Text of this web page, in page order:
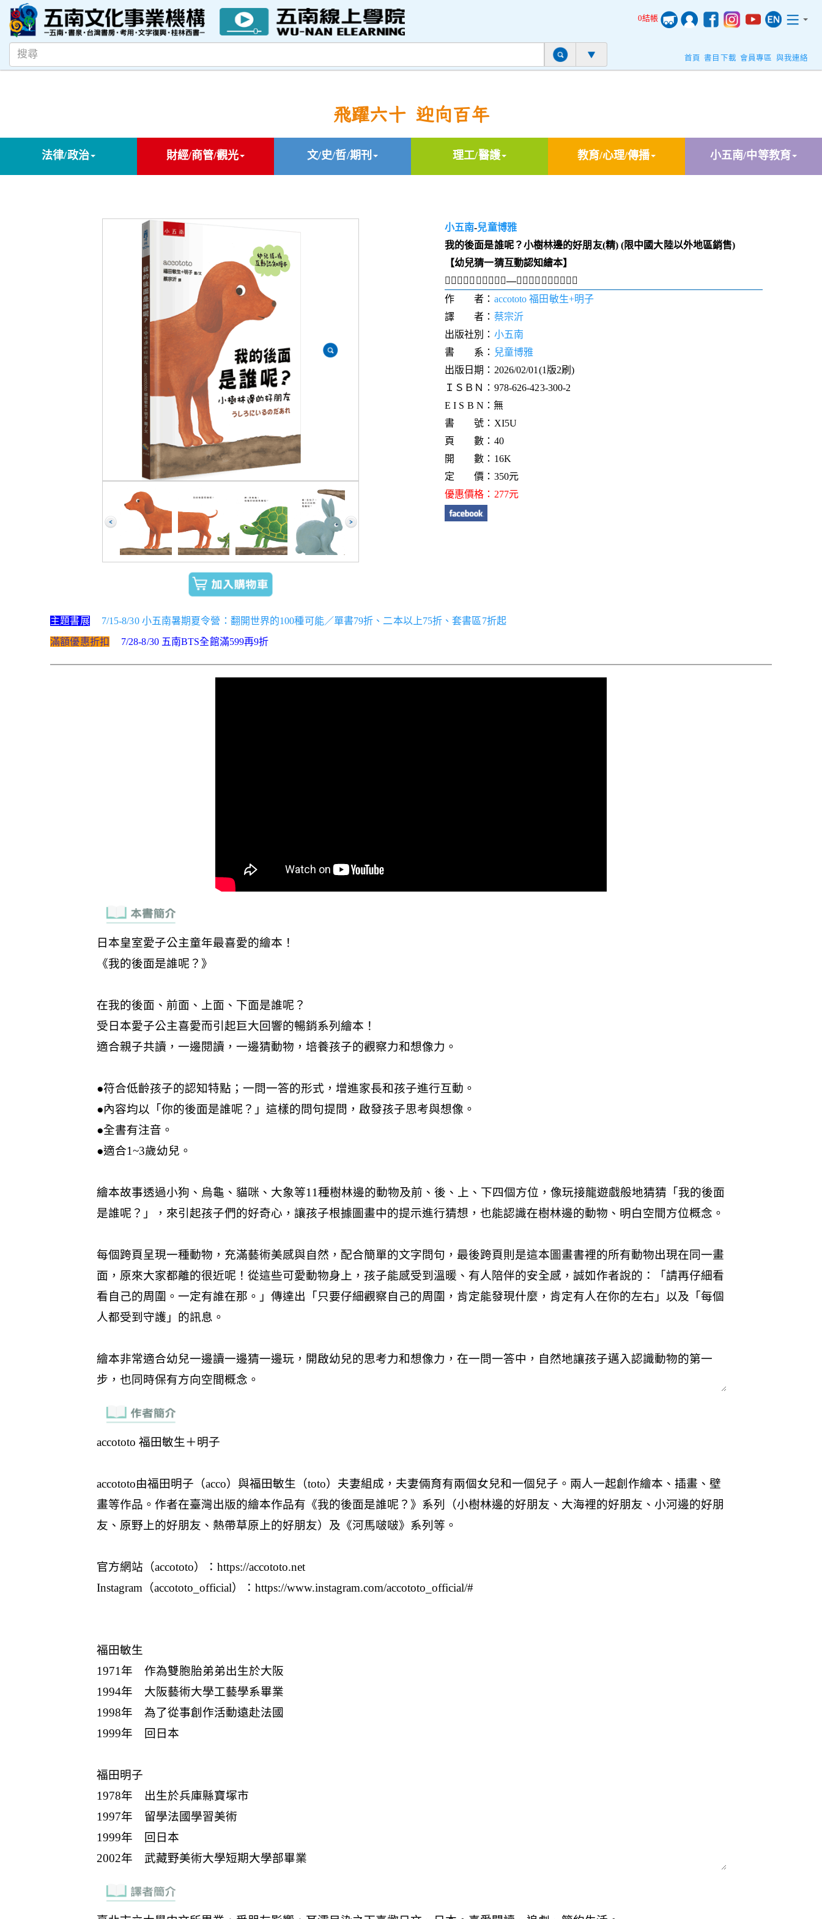
0結帳
首頁 書目下載 會員專區 與我連絡
飛躍六十 迎向百年
法律/政治 財經/商管/觀光 文/史/哲/期刊 理工/醫護 教育/心理/傳播 小五南/中等教育
小五南-兒童博雅
我的後面是誰呢？小樹林邊的好朋友(精) (限中國大陸以外地區銷售)
【幼兒猜一猜互動認知繪本】
―
作 者： accototo 福田敏生+明子
譯 者： 蔡宗沂
出版社別： 小五南
書 系： 兒童博雅
出版日期：2026/02/01(1版2刷)
ＩＳＢＮ：978-626-423-300-2
E I S B N：無
書 號：XI5U
頁 數：40
開 數：16K
定 價：350元
優惠價格：277元
主題書展
7/15-8/30 小五南暑期夏令營：翻開世界的100種可能／單書79折、二本以上75折、套書區7折起
滿額優惠折扣
7/28-8/30 五南BTS全館滿599再9折